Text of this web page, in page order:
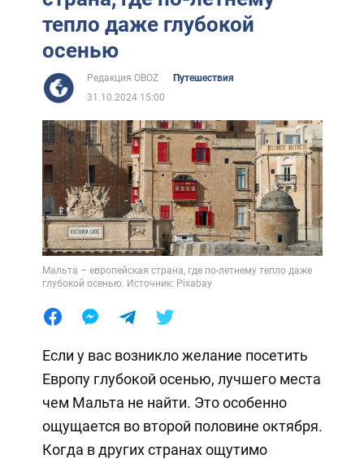
тепло даже глубокой
осенью
Редакция OBOZ
Путешествия
31.10.2024 15:00
Мальта – европейская страна, где по-летнему тепло даже
глубокой осенью. Источник: Pixabay
Если у вас возникло желание посетить
Европу глубокой осенью, лучшего места
чем Мальта не найти. Это особенно
ощущается во второй половине октября.
Когда в других странах ощутимо